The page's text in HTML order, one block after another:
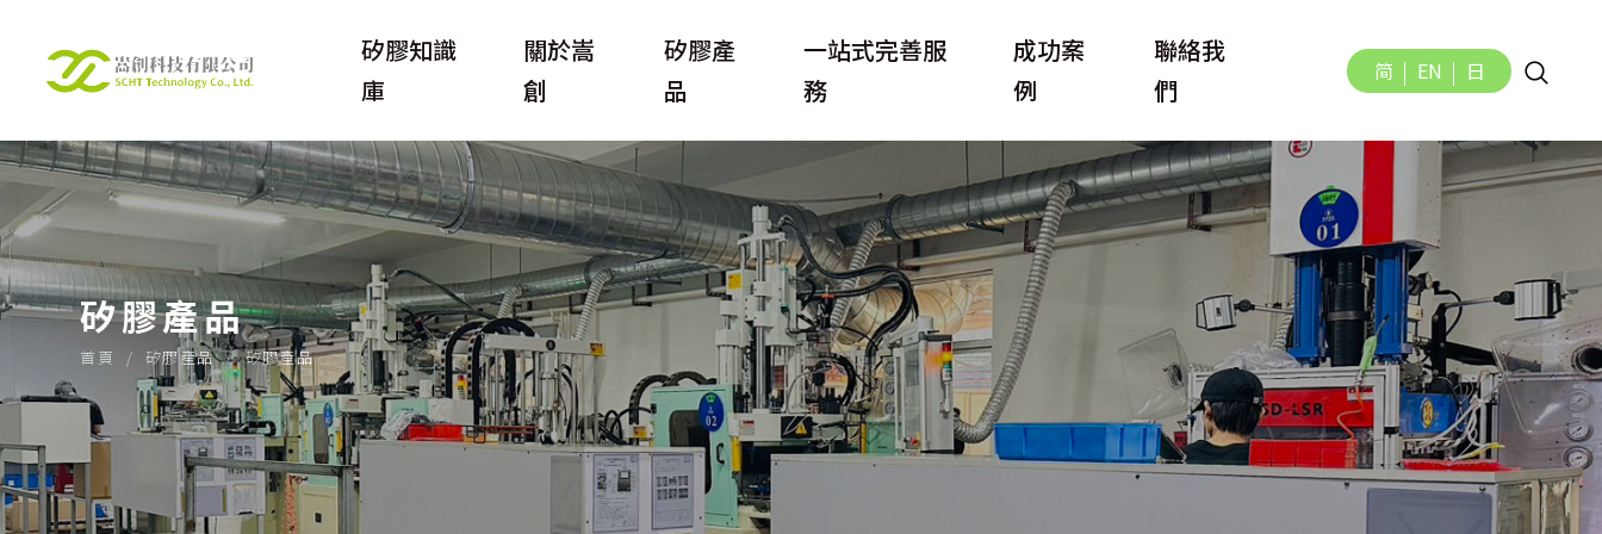
矽膠知識
庫
認識矽膠
認識矽膠母嬰產品
開拓未來之路
關於嵩
創
嵩創科技
關於嵩創
企業榮譽
矽膠產品
隱私政策
矽膠產
品
矽膠管
裸管
定型管
母嬰製品
奶瓶刷
兒童訓練刀叉
飯勺
摺疊水杯
居家生活製品
科技製品
背板
按鍵套
工業製品
密封條
運動生活製品
一站式完善服
務
成功案
例
聯絡我
們
简 EN 日
矽膠產品
首頁 矽膠產品 矽膠產品